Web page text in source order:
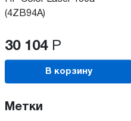
(4ZB94A)
30 104 Р
В корзину
Метки